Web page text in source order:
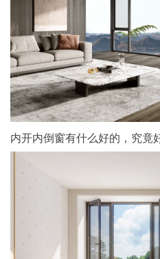
内开内倒窗有什么好的，究竟